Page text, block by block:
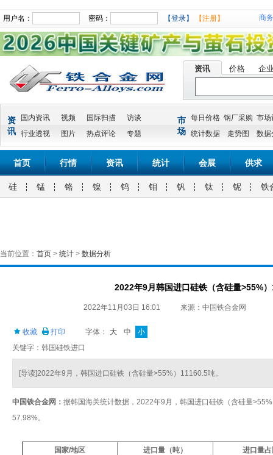
用户名： 密码： 【登录】 【注册】 商
资讯 价格 企
资
讯
国内资讯 视频 国际扫描
访谈
行业透视
图片 热点评论 专题
市
场
每日价格 钢厂采购 市场
统计数据
走势图 数据
首页 行情 资讯 统计 会展 供求
硅 锰 铬 镍 钨 钼 钒 钛 铌 铁
当前位置： 首页 > 统计 > 数据分析
2022年9月韩国进口硅铁（含硅量>55%
2022年11月03日 16:01 来源：中国铁合金网
收藏 打印 字体： 大 中
小
关键字：韩国硅铁进口
[导读]2022年9月，韩国进口硅铁（含硅量>55%）11160.5吨。
中国铁合金网： 据韩国海关统计数据，2022年9月，韩国进口硅铁（含硅量
57.98%。
国家/地区 进口量（吨）
进口量